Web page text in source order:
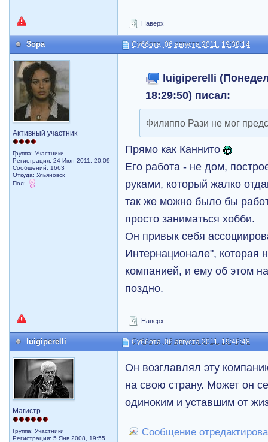
Наверх
Зора Суббота, 06 августа 2011, 19:38:14
Активный участник
Группа: Участники
Регистрация: 24 Июн 2011, 20:09
Сообщений: 1663
Откуда: Ульяновск
Пол:
luigiperelli
18:29:50) писал:
Филиппо Рази не мог
Прямо как Каннито
Его работа - не дом,
руками, который жалко
так же можно было бы
просто заниматься хобби.
Он привык себя
Интернационале", которая
компанией, и ему об этом
поздно.
Наверх
luigiperelli Суббота, 06 августа 2011, 19:46:48
Магистр
Группа: Участники
Регистрация: 5 Янв 2008, 19:55
Он возглавлял эту
на свою страну. Может он
одиноким и уставшим от
Сообщение